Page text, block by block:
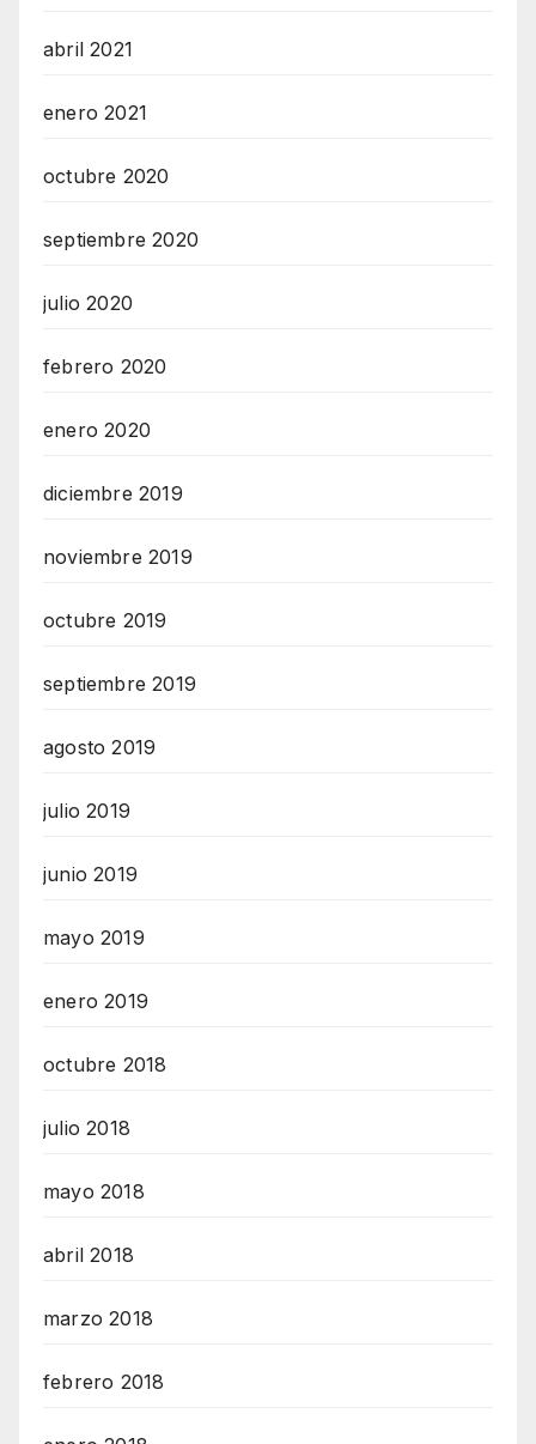
abril 2021
enero 2021
octubre 2020
septiembre 2020
julio 2020
febrero 2020
enero 2020
diciembre 2019
noviembre 2019
octubre 2019
septiembre 2019
agosto 2019
julio 2019
junio 2019
mayo 2019
enero 2019
octubre 2018
julio 2018
mayo 2018
abril 2018
marzo 2018
febrero 2018